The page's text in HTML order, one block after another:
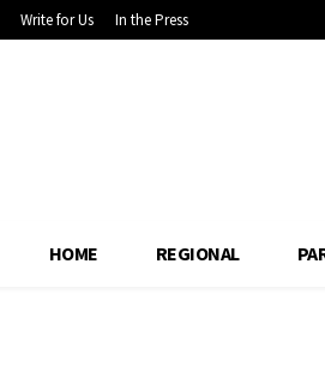
Write for Us In the Press
HOME REGIONAL